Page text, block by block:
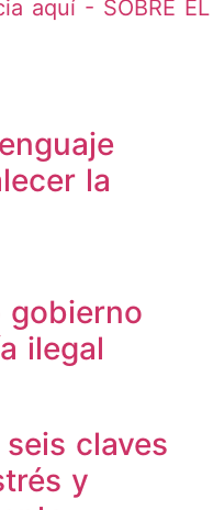
la
gobierno
ilegal
claves
y